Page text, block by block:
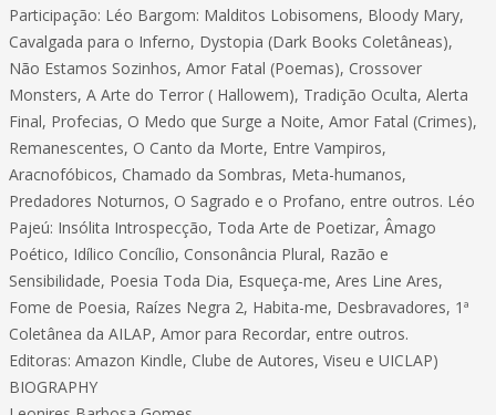
Participação: Léo Bargom: Malditos Lobisomens, Bloody Mary,
Cavalgada para o Inferno, Dystopia (Dark Books Coletâneas),
Não Estamos Sozinhos, Amor Fatal (Poemas), Crossover
Monsters, A Arte do Terror ( Hallowem), Tradição Oculta, Alerta
Final, Profecias, O Medo que Surge a Noite, Amor Fatal (Crimes),
Remanescentes, O Canto da Morte, Entre Vampiros,
Aracnofóbicos, Chamado da Sombras, Meta-humanos,
Predadores Noturnos, O Sagrado e o Profano, entre outros. Léo
Pajeú: Insólita Introspecção, Toda Arte de Poetizar, Âmago
Poético, Idílico Concílio, Consonância Plural, Razão e
Sensibilidade, Poesia Toda Dia, Esqueça-me, Ares Line Ares,
Fome de Poesia, Raízes Negra 2, Habita-me, Desbravadores, 1ª
Coletânea da AILAP, Amor para Recordar, entre outros.
Editoras: Amazon Kindle, Clube de Autores, Viseu e UICLAP)
BIOGRAPHY